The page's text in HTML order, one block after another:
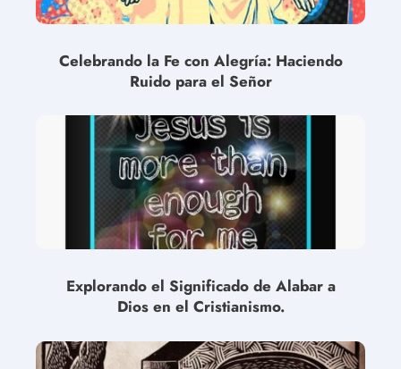
Celebrando la Fe con Alegría: Haciendo
Ruido para el Señor
Explorando el Significado de Alabar a
Dios en el Cristianismo.